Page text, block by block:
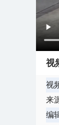
视
视
来
编